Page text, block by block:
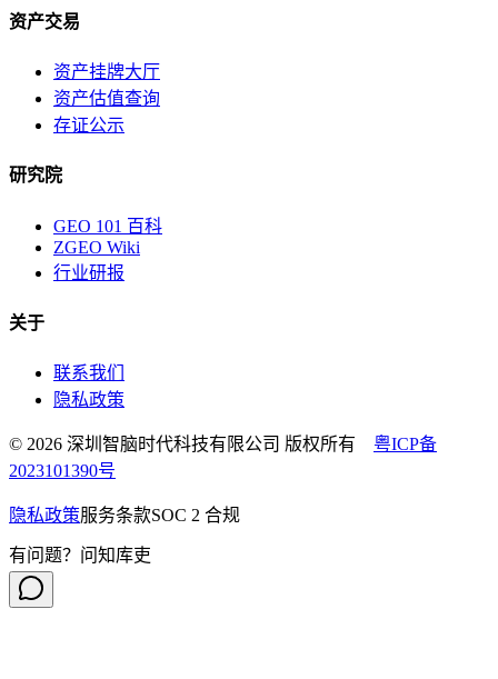
资产交易
资产挂牌大厅
资产估值查询
存证公示
研究院
GEO 101 百科
ZGEO Wiki
行业研报
关于
联系我们
隐私政策
© 2026 深圳智脑时代科技有限公司 版权所有 粤ICP备
2023101390号
隐私政策服务条款SOC 2 合规
有问题？问知库吏